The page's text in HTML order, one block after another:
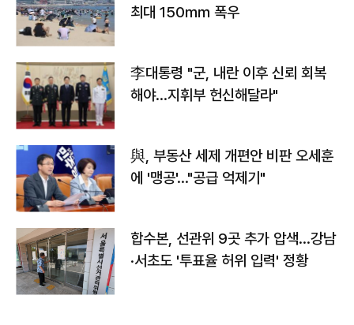
최대 150㎜ 폭우
李대통령 "군, 내란 이후 신뢰 회복
해야…지휘부 헌신해달라"
與, 부동산 세제 개편안 비판 오세훈
에 '맹공'…"공급 억제기"
합수본, 선관위 9곳 추가 압색…강남
·서초도 '투표율 허위 입력' 정황